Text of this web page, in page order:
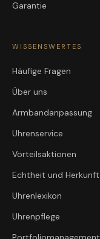
Garantie
WISSENSWERTES
Häufige Fragen
Über uns
Armbandanpassung
Uhrenservice
Vorteilsaktionen
Echtheit und Herkunft
Uhrenlexikon
Uhrenpflege